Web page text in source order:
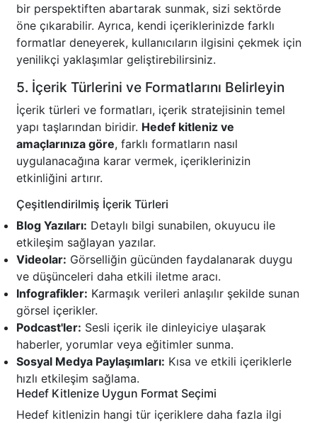
bir perspektiften abartarak sunmak, sizi sektörde
öne çıkarabilir. Ayrıca, kendi içeriklerinizde farklı
formatlar deneyerek, kullanıcıların ilgisini çekmek için
yenilikçi yaklaşımlar geliştirebilirsiniz.
5. İçerik Türlerini ve Formatlarını Belirleyin
İçerik türleri ve formatları, içerik stratejisinin temel
yapı taşlarından biridir. Hedef kitleniz ve
amaçlarınıza göre, farklı formatların nasıl
uygulanacağına karar vermek, içeriklerinizin
etkinliğini artırır.
Çeşitlendirilmiş İçerik Türleri
Blog Yazıları: Detaylı bilgi sunabilen, okuyucu ile
etkileşim sağlayan yazılar.
Videolar: Görselliğin gücünden faydalanarak duygu
ve düşünceleri daha etkili iletme aracı.
Infografikler: Karmaşık verileri anlaşılır şekilde sunan
görsel içerikler.
Podcast'ler: Sesli içerik ile dinleyiciye ulaşarak
haberler, yorumlar veya eğitimler sunma.
Sosyal Medya Paylaşımları: Kısa ve etkili içeriklerle
hızlı etkileşim sağlama.
Hedef Kitlenize Uygun Format Seçimi
Hedef kitlenizin hangi tür içeriklere daha fazla ilgi